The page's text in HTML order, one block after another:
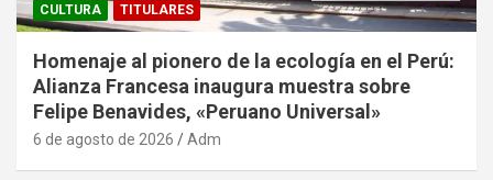
CULTURA TITULARES
Homenaje al pionero de la ecología en el Perú:
Alianza Francesa inaugura muestra sobre
Felipe Benavides, «Peruano Universal»
6 de agosto de 2026 Adm